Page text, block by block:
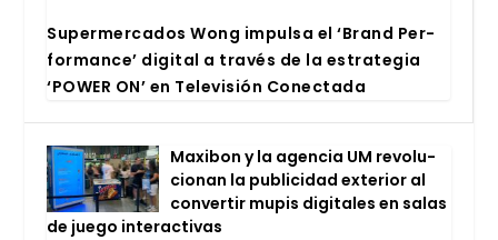
Super­mer­ca­dos Wong impul­sa el ‘Brand Per­
for­man­ce’ digi­tal a tra­vés de la estra­te­gia
‘POWER ON’ en Tele­vi­sión Conec­ta­da
Maxi­bon y la agen­cia UM revo­lu­
cio­nan la publi­ci­dad exte­rior al
con­ver­tir mupis digi­ta­les en salas
de jue­go inter­ac­ti­vas